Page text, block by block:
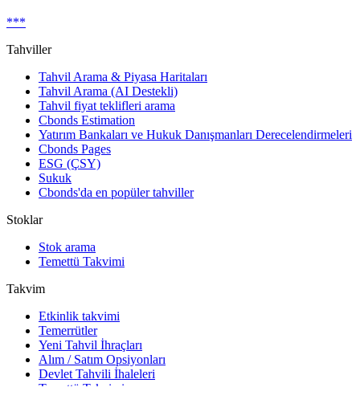
***
Tahviller
Tahvil Arama & Piyasa Haritaları
Tahvil Arama (AI Destekli)
Tahvil fiyat teklifleri arama
Cbonds Estimation
Yatırım Bankaları ve Hukuk Danışmanları Derecelendirmeleri
Cbonds Pages
ESG (ÇSY)
Sukuk
Cbonds'da en popüler tahviller
Stoklar
Stok arama
Temettü Takvimi
Takvim
Etkinlik takvimi
Temerrütler
Yeni Tahvil İhraçları
Alım / Satım Opsiyonları
Devlet Tahvili İhaleleri
Temettü Takvimi